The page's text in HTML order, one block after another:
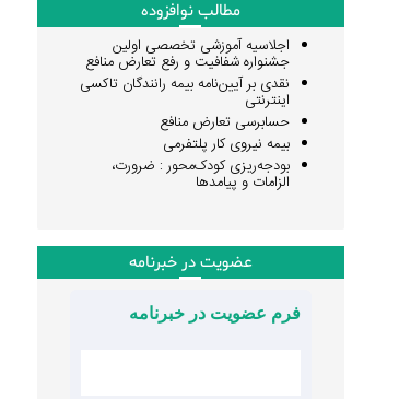
مطالب نوافزوده
اجلاسیه آموزشی تخصصی اولین
جشنواره شفافیت و رفع تعارض منافع
نقدی بر آیین‌نامه بیمه رانندگان تاکسی
اینترنتی
حسابرسی تعارض منافع
بیمه نیروی کار پلتفرمی
بودجه‌ریزی کودک‌محور : ضرورت،
الزامات و پیامدها
عضویت در خبرنامه
فرم عضویت در خبرنامه